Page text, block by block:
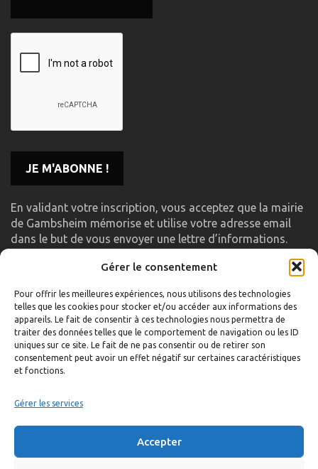
Gérer le consentement
Pour offrir les meilleures expériences, nous utilisons des technologies
telles que les cookies pour stocker et/ou accéder aux informations des
appareils. Le fait de consentir à ces technologies nous permettra de
traiter des données telles que le comportement de navigation ou les ID
uniques sur ce site. Le fait de ne pas consentir ou de retirer son
consentement peut avoir un effet négatif sur certaines caractéristiques
et fonctions.
Gérer les services
Accepter
En validant votre inscription, vous acceptez que la mairie
de Gambsheim mémorise et utilise votre adresse email
dans le but de vous envoyer une lettre d’informations.
LIENS UTILES
Accueil
Formulaire de contact
Gambs TV
Mentions légales